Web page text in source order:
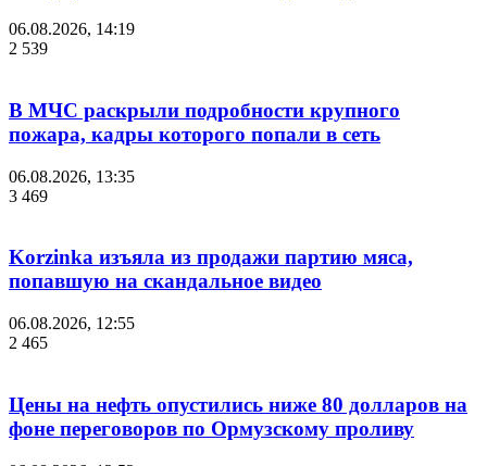
06.08.2026, 14:19
2 539
В МЧС раскрыли подробности крупного
пожара, кадры которого попали в сеть
06.08.2026, 13:35
3 469
Korzinka изъяла из продажи партию мяса,
попавшую на скандальное видео
06.08.2026, 12:55
2 465
Цены на нефть опустились ниже 80 долларов на
фоне переговоров по Ормузскому проливу